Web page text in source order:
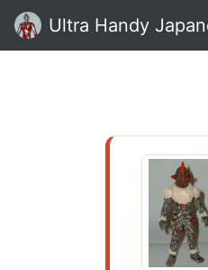
Ultra Handy